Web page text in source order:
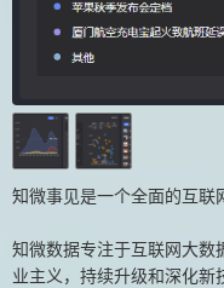
知微事见是一个全面的互
知微数据专注于互联网大
业主义，持续升级和深化